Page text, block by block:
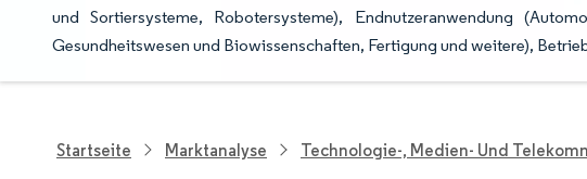
und Sortiersysteme, Robotersysteme), Endnutzeranwendung
Gesundheitswesen und Biowissenschaften, Fertigung und weitere),
Startseite Marktanalyse Technologie-, Medien- Und